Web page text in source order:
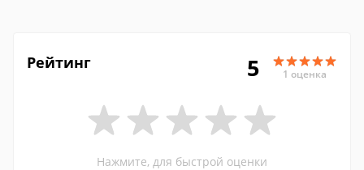
Рейтинг 5 1 оценка
Нажмите, для быстрой оценки